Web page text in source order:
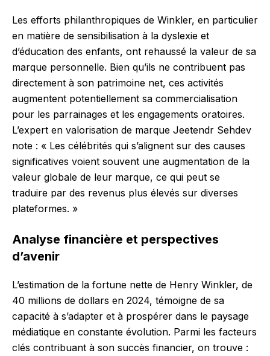
Les efforts philanthropiques de Winkler, en particulier
en matière de sensibilisation à la dyslexie et
d’éducation des enfants, ont rehaussé la valeur de sa
marque personnelle. Bien qu’ils ne contribuent pas
directement à son patrimoine net, ces activités
augmentent potentiellement sa commercialisation
pour les parrainages et les engagements oratoires.
L’expert en valorisation de marque Jeetendr Sehdev
note : « Les célébrités qui s’alignent sur des causes
significatives voient souvent une augmentation de la
valeur globale de leur marque, ce qui peut se
traduire par des revenus plus élevés sur diverses
plateformes. »
Analyse financière et perspectives
d’avenir
L’estimation de la fortune nette de Henry Winkler, de
40 millions de dollars en 2024, témoigne de sa
capacité à s’adapter et à prospérer dans le paysage
médiatique en constante évolution. Parmi les facteurs
clés contribuant à son succès financier, on trouve :